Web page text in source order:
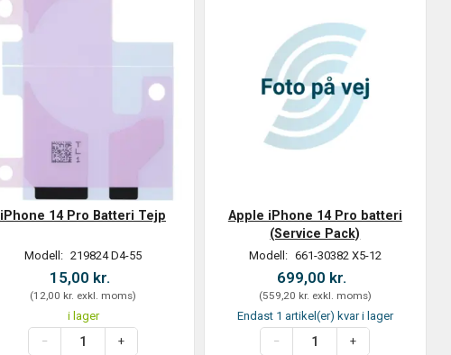
iPhone 14 Pro Batteri Tejp
Modell: 219824 D4-55
15,00 kr.
(12,00 kr. exkl. moms)
i lager
Apple iPhone 14 Pro batteri
(Service Pack)
Modell: 661-30382 X5-12
699,00 kr.
(559,20 kr. exkl. moms)
Endast 1 artikel(er) kvar i lager